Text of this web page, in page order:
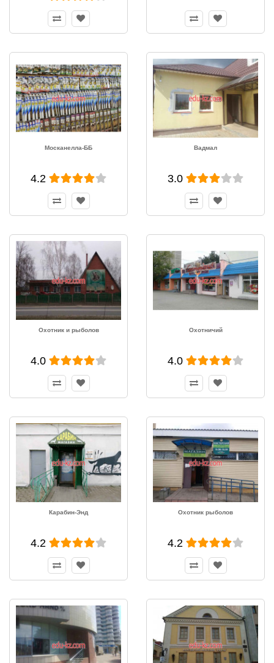
Москанелла-ББ
4.2
Вадмал
3.0
Охотник и рыболов
4.0
Охотничий
4.0
Карабин-Энд
4.2
Охотник рыболов
4.2